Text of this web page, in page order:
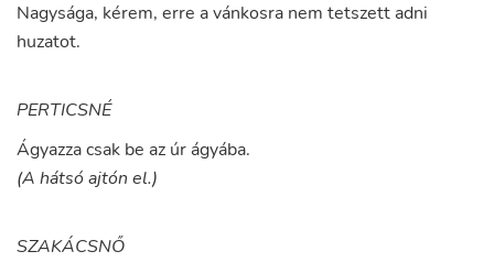
Nagysága, kérem, erre avánkosra nem tetszett adni
huzatot.
PERTICSNÉ
Ágyazzacsak be az úr ágyába.
(A hátsó ajtón el.)
SZAKÁCSNŐ